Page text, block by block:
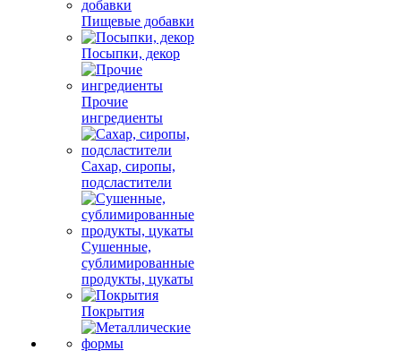
Пищевые добавки
Посыпки, декор
Прочие
ингредиенты
Сахар, сиропы,
подсластители
Сушенные,
сублимированные
продукты, цукаты
Покрытия